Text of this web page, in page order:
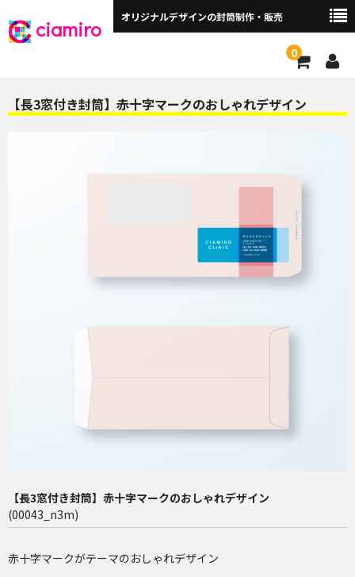
ciamiro オリジナルデザインの封筒制作・販売
0
封筒サイズから探す ▼
角3（216×277mm）
長4（90×205mm）
洋2（162×114mm）
再注文（増刷）
料金表
お問い合わせ
【長3窓付き封筒】赤十字マークのおしゃれデザイン
【長3窓付き封筒】赤十字マークのおしゃれデザイン
(00043_n3m)
赤十字マークがテーマのおしゃれデザイン